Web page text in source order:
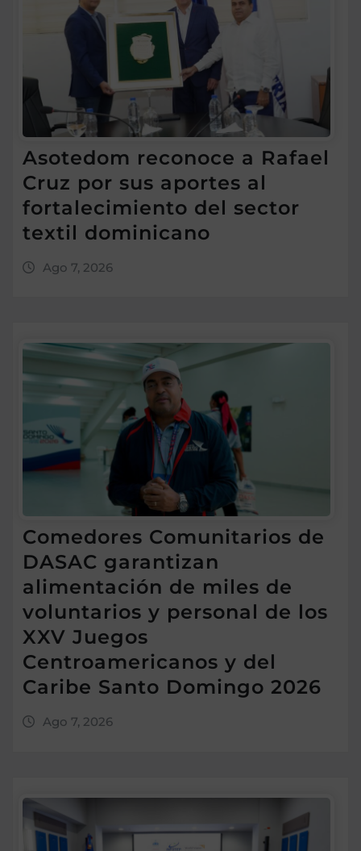
Asotedom reconoce a Rafael
Cruz por sus aportes al
fortalecimiento del sector
textil dominicano
Ago 7, 2026
Comedores Comunitarios de
DASAC garantizan
alimentación de miles de
voluntarios y personal de los
XXV Juegos
Centroamericanos y del
Caribe Santo Domingo 2026
Ago 7, 2026